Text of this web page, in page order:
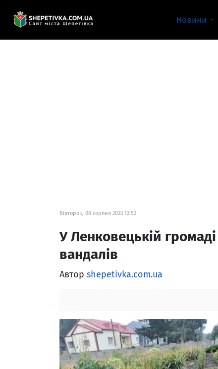
Новини
Вівторок, 08 серпня 2023 12:52
У Ленковецькій
вандалів
Автор shepetivka.com.ua